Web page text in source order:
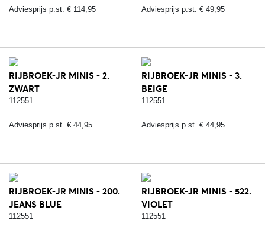
Adviesprijs p.st. € 114,95 Adviesprijs p.st. € 49,95
RIJBROEK-JR MINIS - 2.
ZWART
112551
Adviesprijs p.st. € 44,95
RIJBROEK-JR MINIS - 3.
BEIGE
112551
Adviesprijs p.st. € 44,95
RIJBROEK-JR MINIS - 200.
JEANS BLUE
112551
RIJBROEK-JR MINIS - 522.
VIOLET
112551